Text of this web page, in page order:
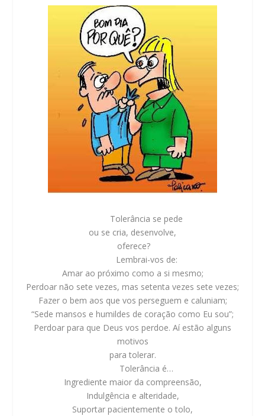
Tolerância se pede
ou se cria, desenvolve,
oferece?
Lembrai-vos de:
Amar ao próximo como a si mesmo;
Perdoar não sete vezes, mas setenta vezes sete vezes;
Fazer o bem aos que vos perseguem e caluniam;
“Sede mansos e humildes de coração como Eu sou”;
Perdoar para que Deus vos perdoe. Aí estão alguns
motivos
para tolerar.
Tolerância é…
Ingrediente maior da compreensão,
Indulgência e alteridade,
Suportar pacientemente o tolo,